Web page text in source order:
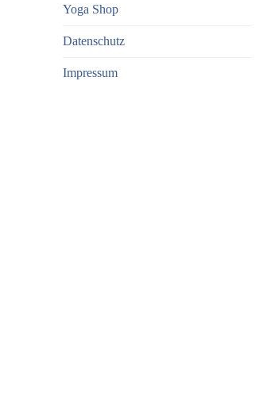
Yoga Shop
Datenschutz
Impressum